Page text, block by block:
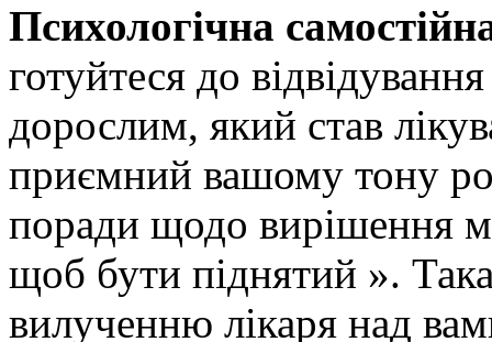
Психологічна
готуйтеся до
дорослим, який став
приємний вашому тону
поради щодо вирішення
щоб бути піднятий ».
вилученню лікаря над